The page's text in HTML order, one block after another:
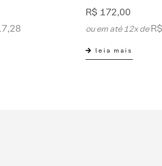
R$ 172,00
ou em até 12x deR$
leia mais